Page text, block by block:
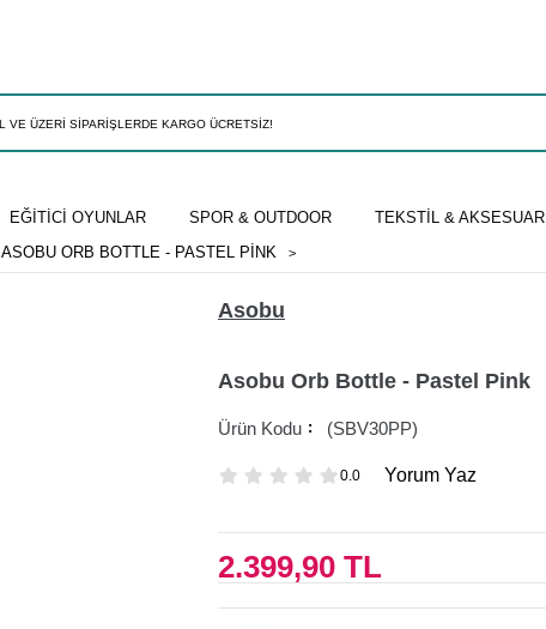
EĞİTİCİ OYUNLAR SPOR & OUTDOOR TEKSTİL & AKSESUAR
ASOBU ORB BOTTLE - PASTEL PINK
Asobu
Asobu Orb Bottle - Pastel Pink
(SBV30PP)
0.0 Yorum Yaz
2.399,90 TL